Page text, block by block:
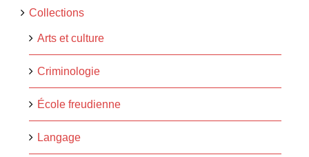
Collections
Arts et culture
Criminologie
École freudienne
Langage